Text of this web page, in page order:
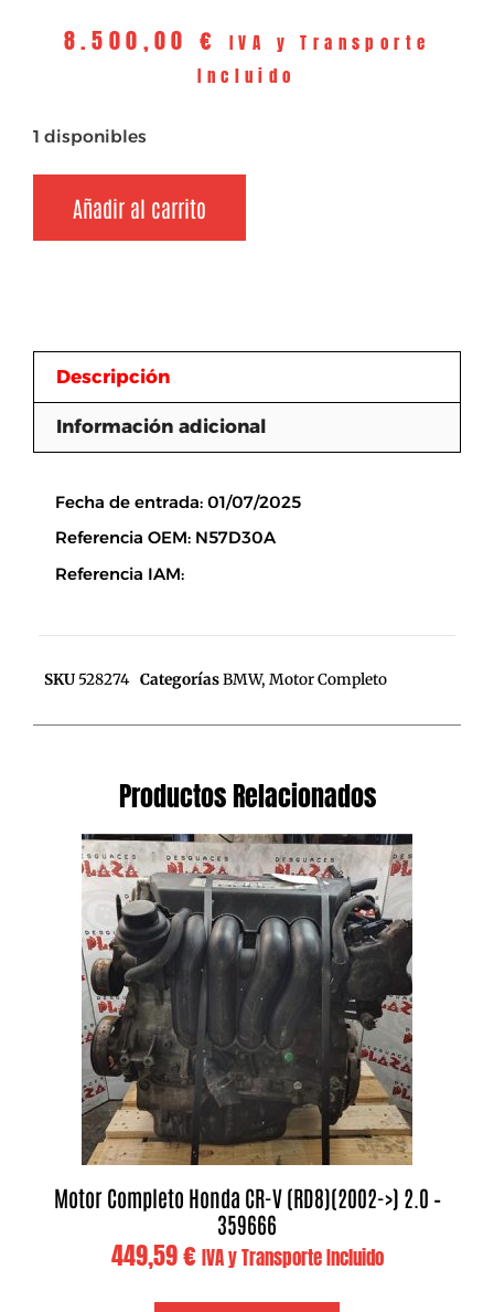
8.500,00€
IVA y Transporte
Incluido
1 disponibles
Añadir al carrito
Descripción
Información adicional
Fecha de entrada: 01/07/2025
Referencia OEM: N57D30A
Referencia IAM:
SKU 528274 CategoríasBMW, Motor Completo
Productos Relacionados
Motor Completo Honda CR-V (RD8)(2002->) 2.0 –
359666
449,59€ IVA y Transporte Incluido